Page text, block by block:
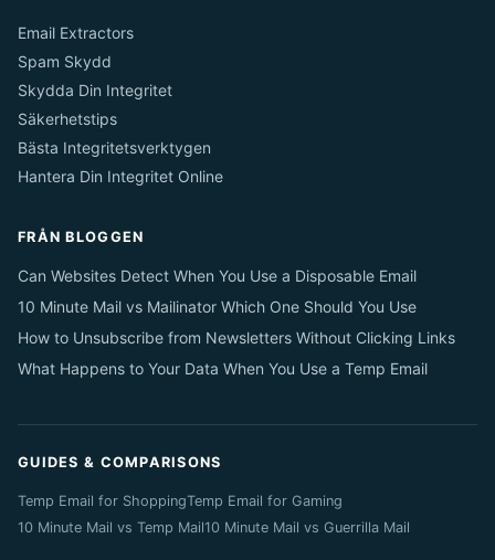
Email Extractors
Spam Skydd
Skydda Din Integritet
Säkerhetstips
Bästa Integritetsverktygen
Hantera Din Integritet Online
FRÅN BLOGGEN
Can Websites Detect When You Use a Disposable Email
10 Minute Mail vs Mailinator Which One Should You Use
How to Unsubscribe from Newsletters Without Clicking Links
What Happens to Your Data When You Use a Temp Email
GUIDES & COMPARISONS
Temp Email for ShoppingTemp Email for Gaming
10 Minute Mail vs Temp Mail10 Minute Mail vs Guerrilla Mail